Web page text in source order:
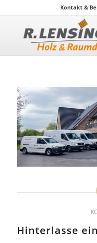
Kontakt &
Hinterlasse